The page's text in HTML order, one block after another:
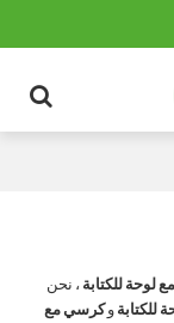
لوحة للكتابة ، نحن
للكتابةوكرسي مع